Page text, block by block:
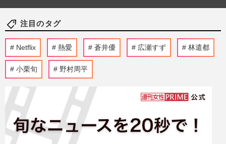
注目のタグ
Netflix 熱愛 蒼井優 広瀬すず 林遣都
小栗旬 野村周平